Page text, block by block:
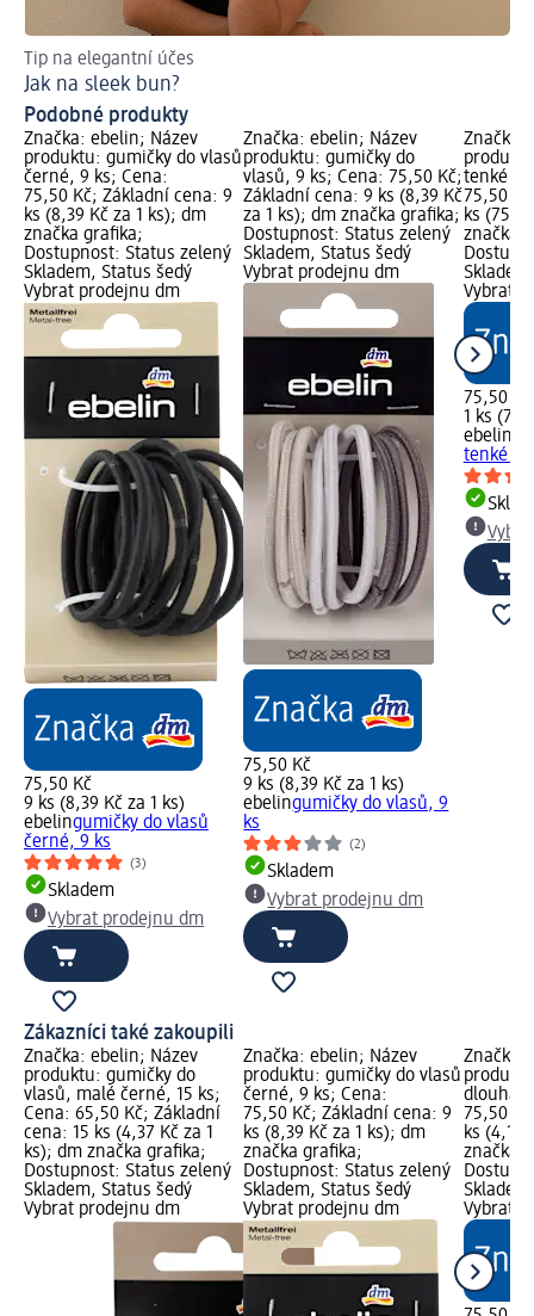
Tip na elegantní účes
Jak na sleek bun?
Podobné produkty
Značka: ebelin; Název
produktu: gumičky do vlasů
černé, 9 ks; Cena:
75,50 Kč; Základní cena: 9
ks (8,39 Kč za 1 ks); dm
značka grafika;
Dostupnost: Status zelený
Skladem, Status šedý
Vybrat prodejnu dm
75,50 Kč
9 ks (8,39 Kč za 1 ks)
ebelingumičky do vlasů
černé, 9 ks
(3)
Skladem
Vybrat prodejnu dm
Značka: ebelin; Název
produktu: gumičky do
vlasů, 9 ks; Cena: 75,50 Kč;
Základní cena: 9 ks (8,39 Kč
za 1 ks); dm značka grafika;
Dostupnost: Status zelený
Skladem, Status šedý
Vybrat prodejnu dm
75,50 Kč
9 ks (8,39 Kč za 1 ks)
ebelingumičky do vlasů, 9
ks
(2)
Skladem
Vybrat prodejnu dm
Značka:
tenké
75,50
ks
značka
Vybrat
75,50 Kč
1 ks
ebelin
tenké
Zákazníci také zakoupili
Značka: ebelin; Název
produktu: gumičky do
vlasů, malé černé, 15 ks;
Cena: 65,50 Kč; Základní
cena: 15 ks (4,37 Kč za 1
ks); dm značka grafika;
Dostupnost: Status zelený
Skladem, Status šedý
Vybrat prodejnu dm
Značka: ebelin; Název
produktu: gumičky do vlasů
černé, 9 ks; Cena:
75,50 Kč; Základní cena: 9
ks (8,39 Kč za 1 ks); dm
značka grafika;
Dostupnost: Status zelený
Skladem, Status šedý
Vybrat prodejnu dm
Značka:
dlouhá,
75,50
ks (4,19
značka
Vybrat